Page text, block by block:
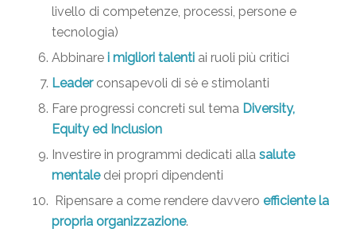
livello di competenze, processi, persone e
tecnologia)
Abbinare i migliori talentiai ruoli più critici
Leaderconsapevoli di sè e stimolanti
Fare progressi concreti sul temaDiversity,
Equity ed Inclusion
Investire in programmi dedicati allasalute
mentale dei propri dipendenti
Ripensare a come rendere davvero efficiente la
propria organizzazione.